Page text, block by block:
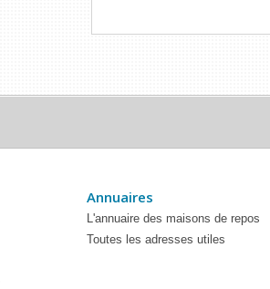
Annuaires
L'annuaire des maisons de repos
Toutes les adresses utiles